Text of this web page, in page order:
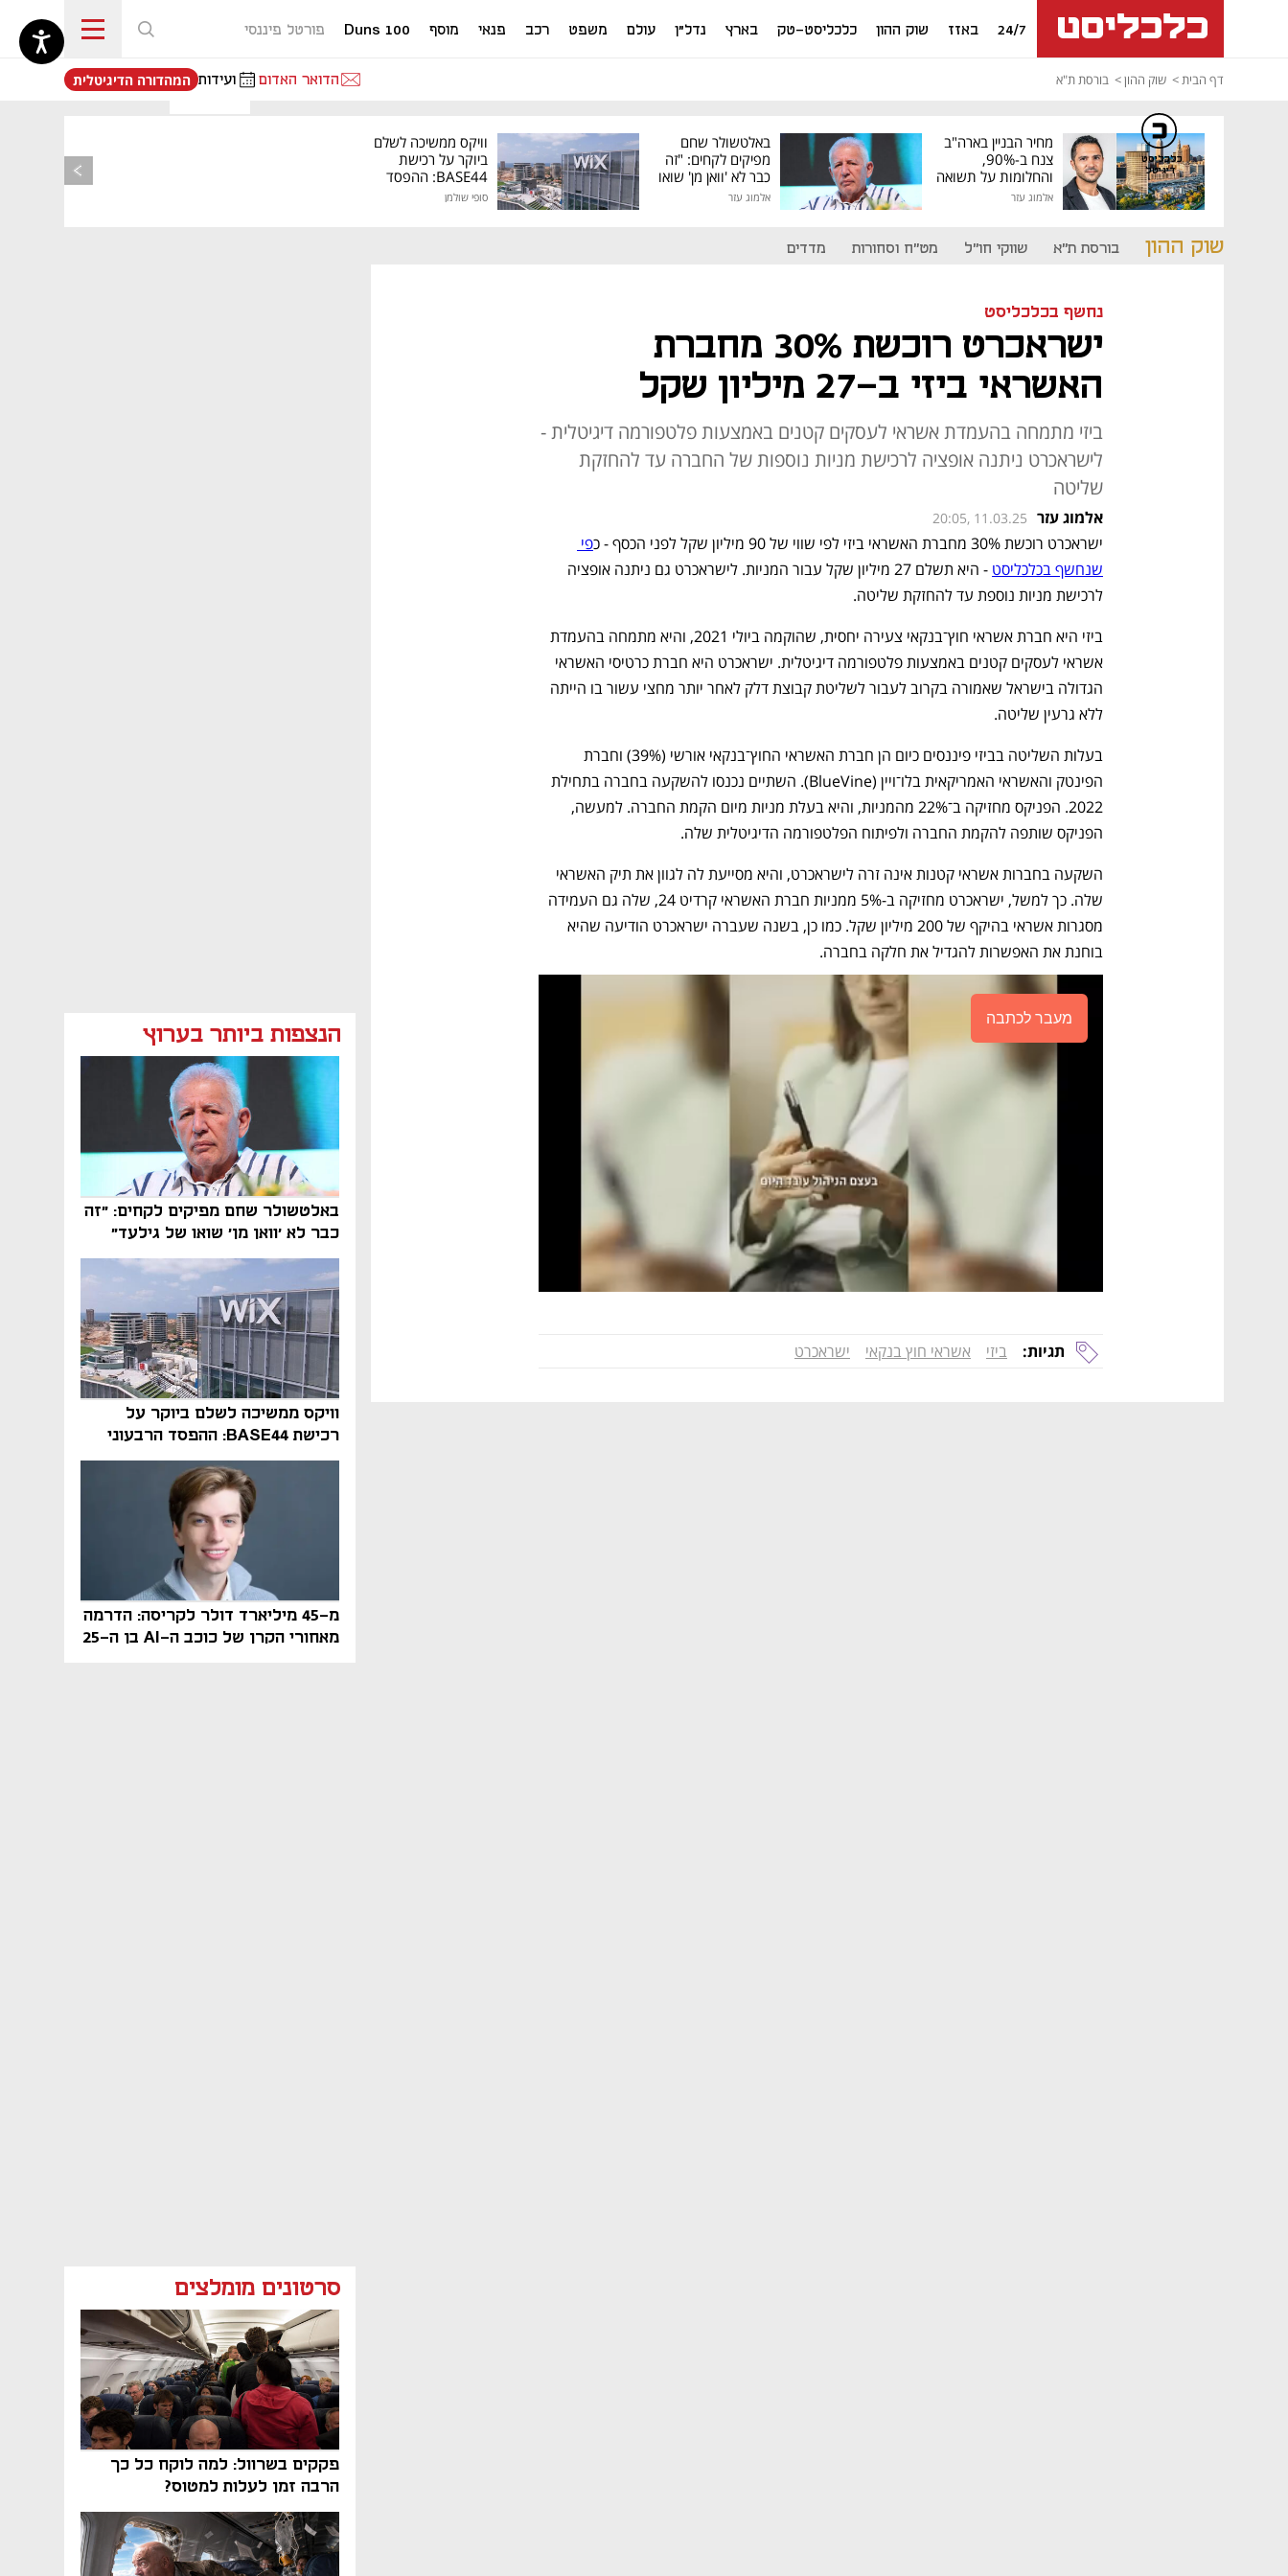
24/7 באזז שוק ההון כלכליסט-טק בארץ נדל"ן עולם משפט רכב פנאי מוסף Duns 100 פורטל פיננסי
דף הבית שוק ההון בורסת ת"א הדואר האדום ועידות
נפתח בכרטיסייה חדשה
המהדורה הדיגיטלית
מחיר הבניין בארה"ב
צנח ב-90%,
והחלומות על תשואה
גבוהה התנפצו
אלמוג עזר
באלטשולר שחם
מפיקים לקחים: "זה
כבר לא 'וואן מן' שואו
של גילעד"
אלמוג עזר
וויקס ממשיכה לשלם
ביוקר על רכישת
BASE44: ההפסד
סופי שולמן
שוק ההון בורסת ת"א שווקי חו"ל מט"ח וסחורות מדדים
הנצפות ביותר בערוץ
באלטשולר שחם מפיקים לקחים: "זה
כבר לא 'וואן מן' שואו של גילעד"
וויקס ממשיכה לשלם ביוקר על
רכישת BASE44: ההפסד הרבעוני
זינק ל-76 מיליון דולר
מ-45 מיליארד דולר לקריסה: הדרמה
מאחורי הקרן של כוכב ה-AI בן ה-25
סרטונים מומלצים
פקקים בשרוול: למה לוקח כל כך
הרבה זמן לעלות למטוס?
כלכליסט
דיגיטל
נחשף בכלכליסט
ישראכרט רוכשת 30% מחברת
האשראי ביזי ב-27 מיליון שקל
ביזי מתמחה בהעמדת אשראי לעסקים קטנים באמצעות פלטפורמה דיגיטלית -
לישראכרט ניתנה אופציה לרכישת מניות נוספות של החברה עד להחזקת
שליטה
אלמוג עזר 20:05, 11.03.25
ישראכרט רוכשת 30% מחברת האשראי ביזי לפי שווי של 90 מיליון שקל לפני הכסף - כ
שנחשף בכלכליסט
לרכישת מניות נוספת עד להחזקת שליטה.
ללא גרעין שליטה.
הפניקס שותפה להקמת החברה ולפיתוח הפלטפורמה הדיגיטלית שלה.
בוחנת את האפשרות להגדיל את חלקה בחברה.
מעבר לכתבה
תגיות: ביזי אשראי חוץ בנקאי ישראכרט